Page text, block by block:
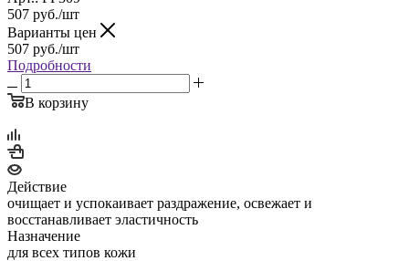
507 руб./шт
Варианты цен
507 руб./шт
Подробности
В корзину
Действие
очищает и успокаивает раздражение, освежает и
восстанавливает эластичность
Назначение
для всех типов кожи